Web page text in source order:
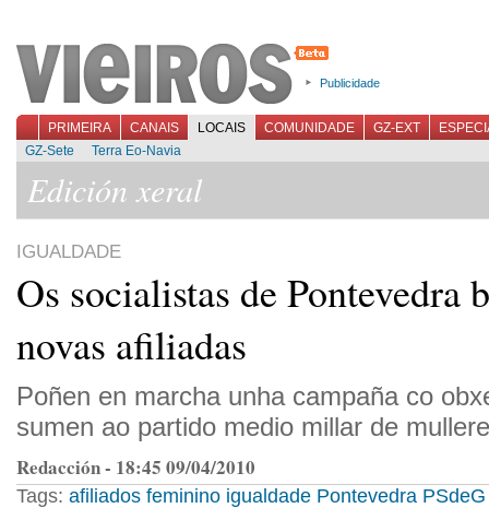
Publicidade
PRIMEIRA CANAIS LOCAIS COMUNIDADE GZ-EXT
GZ-Sete
Terra Eo-Navia
Edición xeral
IGUALDADE
Os socialistas de Pontevedra
novas afiliadas
Poñen en marcha unha campaña co
sumen ao partido medio millar de
Redacción - 18:45 09/04/2010
Tags: afiliados feminino igualdade Pontevedra PSdeG